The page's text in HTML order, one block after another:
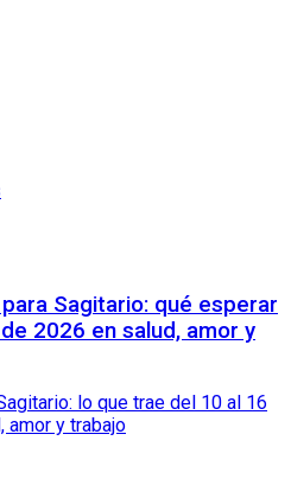
Sagitario: qué esperar
2026 en salud, amor y